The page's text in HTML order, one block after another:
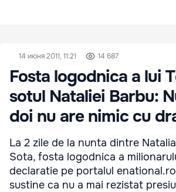
14 июня 2011, 11:21 14 687
Fosta logodnica a lui
sotul Nataliei Barbu:
doi nu are nimic cu
La 2 zile de la nunta dintre
Sota, fosta logodnica a
declaratie pe portalul
sustine ca nu a mai rezistat